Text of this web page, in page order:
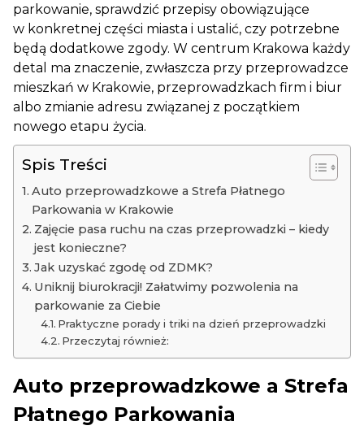
parkowanie, sprawdzić przepisy obowiązujące
w konkretnej części miasta i ustalić, czy potrzebne
będą dodatkowe zgody. W centrum Krakowa każdy
detal ma znaczenie, zwłaszcza przy przeprowadzce
mieszkań w Krakowie, przeprowadzkach firm i biur
albo zmianie adresu związanej z początkiem
nowego etapu życia.
Spis Treści
Auto przeprowadzkowe a Strefa Płatnego
Parkowania w Krakowie
Zajęcie pasa ruchu na czas przeprowadzki – kiedy
jest konieczne?
Jak uzyskać zgodę od ZDMK?
Uniknij biurokracji! Załatwimy pozwolenia na
parkowanie za Ciebie
Praktyczne porady i triki na dzień przeprowadzki
Przeczytaj również:
Auto przeprowadzkowe a Strefa
Płatnego Parkowania